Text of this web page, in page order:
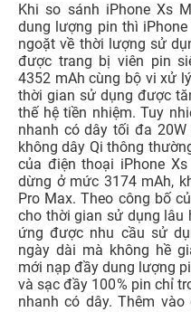
Khi so sánh iPhone Xs
dung lượng pin thì
ngoặt về thời lượng sử
được trang bị viên pin
4352 mAh cùng bộ vi xử
thời gian sử dụng được
thế hệ tiền nhiệm. Tuy
nhanh có dây tối đa
không dây Qi thông
của điện thoại iPhone
dừng ở mức 3174 mAh,
Pro Max. Theo công bố
cho thời gian sử dụng lâu
ứng được nhu cầu sử
ngày dài mà không hề
mới nạp đầy dung lượng
và sạc đầy 100% pin chỉ
nhanh có dây. Thêm